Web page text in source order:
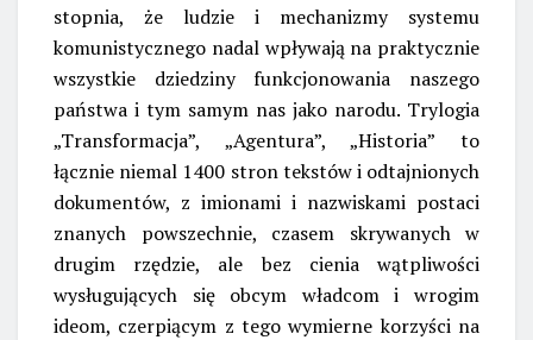
stopnia, że ludzie i mechanizmy systemu
komunistycznego nadal wpływają na praktycznie
wszystkie dziedziny funkcjonowania naszego
państwa i tym samym nas jako narodu. Trylogia
„Transformacja”, „Agentura”, „Historia” to
łącznie niemal 1400 stron tekstów i odtajnionych
dokumentów, z imionami i nazwiskami postaci
znanych powszechnie, czasem skrywanych w
drugim rzędzie, ale bez cienia wątpliwości
wysługujących się obcym władcom i wrogim
ideom, czerpiącym z tego wymierne korzyści na